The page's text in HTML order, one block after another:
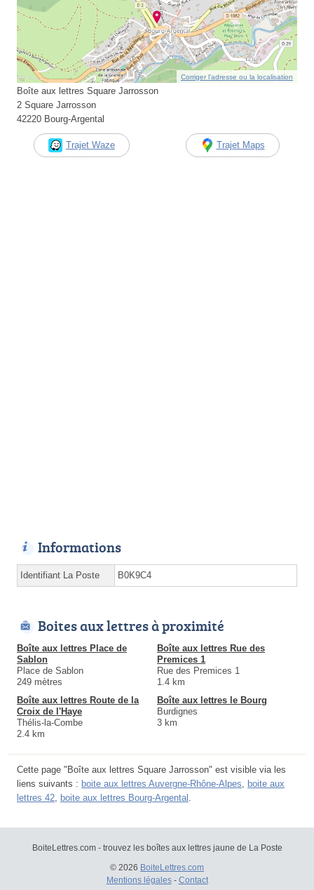
Corriger l’adresse ou la localisation
Boîte aux lettres Square Jarrosson
2 Square Jarrosson
42220 Bourg-Argental
Trajet Waze Trajet Maps
Informations
Identifiant La Poste B0K9C4
Boites aux lettres à proximité
Boîte aux lettres Place de
Sablon
Place de Sablon
249 mètres
Boîte aux lettres Rue des
Premices 1
Rue des Premices 1
1.4 km
Boîte aux lettres Route de la
Croix de l'Haye
Thélis-la-Combe
2.4 km
Boîte aux lettres le Bourg
Burdignes
3 km
Cette page "Boîte aux lettres Square Jarrosson" est visible via les
liens suivants : boite aux lettres Auvergne-Rhône-Alpes
boite aux
lettres 42 boite aux lettres Bourg-Argental
BoiteLettres.com - trouvez les boîtes aux lettres jaune de La Poste
© 2026 BoiteLettres.com
Mentions légales- Contact